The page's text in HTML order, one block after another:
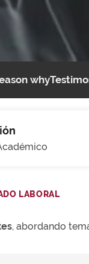
why
LABORAL
, abordando